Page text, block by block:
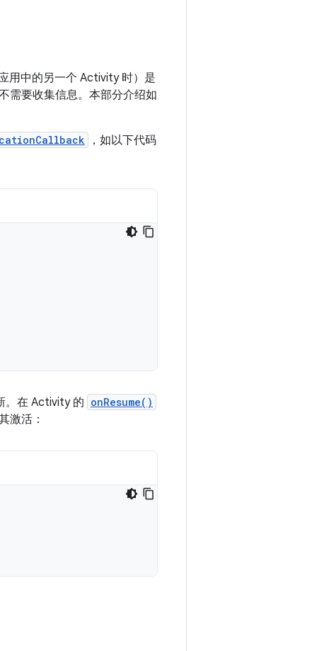
用中的另一个 Activity 时）是
需要收集信息。本部分介绍如
，如以下代码
。在 Activity 的 onResume()
激活：